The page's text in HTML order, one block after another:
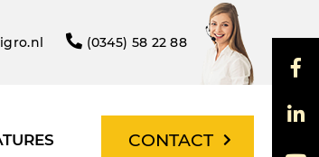
(0345) 58 22 88
CONTACT